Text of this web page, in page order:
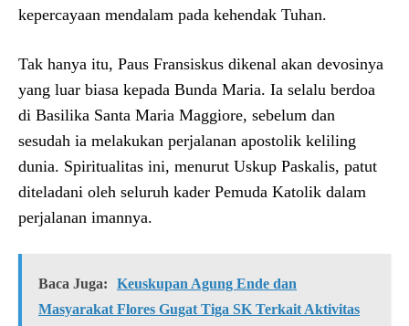
kepercayaan mendalam pada kehendak Tuhan.
Tak hanya itu, Paus Fransiskus dikenal akan devosinya
yang luar biasa kepada Bunda Maria. Ia selalu berdoa
di Basilika Santa Maria Maggiore, sebelum dan
sesudah ia melakukan perjalanan apostolik keliling
dunia. Spiritualitas ini, menurut Uskup Paskalis, patut
diteladani oleh seluruh kader Pemuda Katolik dalam
perjalanan imannya.
Baca Juga:
Keuskupan Agung Ende dan
Masyarakat Flores Gugat Tiga SK Terkait Aktivitas